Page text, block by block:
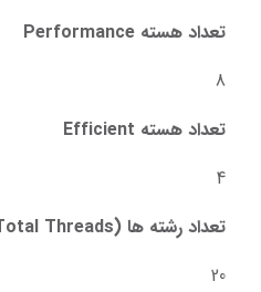
تعداد هسته Performance
8
تعداد هسته Efficient
4
تعداد رشته ها (Total Threads)
20